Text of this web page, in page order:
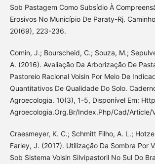
Sob Pastagem Como Subsídio À
Erosivos No Município De Paraty-Rj.
20(69), 223-236.
Comin, J.; Bourscheid, C.; Souza, M.;
A. (2016). Avaliação Da Arborização De
Pastoreio Racional Voisin Por Meio De
Quantitativos De Qualidade Do Solo.
Agroecologia. 10(3), 1-5, Disponível Em:
Agroecologia.Org.Br/Index.Php/Cad/Article/
Craesmeyer, K. C.; Schmitt Filho, A. L.;
Farley, J. (2017). Utilização Da Sombra Por
Sob Sistema Voisin Silvipastoril No Sul Do